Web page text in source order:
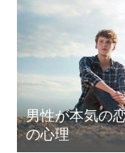
男性が本気の
の心理